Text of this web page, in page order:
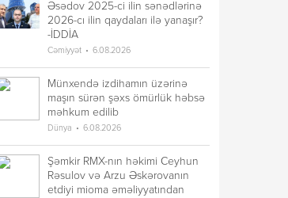
Əsədov 2025-ci ilin sənədlərinə
2026-cı ilin qaydaları ilə yanaşır?
-İDDİA
Cəmiyyət 6.08.2026
Münxendə izdihamın üzərinə
maşın sürən şəxs ömürlük həbsə
məhkum edilib
Dünya 6.08.2026
Şəmkir RMX-nın həkimi Ceyhun
Rəsulov və Arzu Əskərovanın
etdiyi mioma əməliyyatından